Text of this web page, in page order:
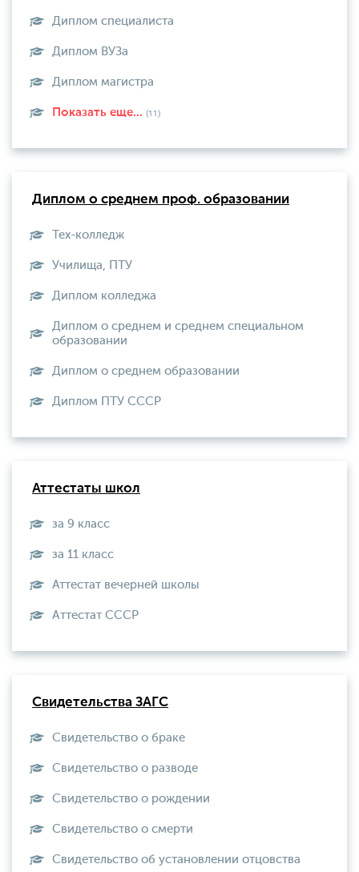
Диплом специалиста
Диплом ВУЗа
Диплом магистра
Показать еще... (11)
Диплом о среднем проф. образовании
Тех-колледж
Училища, ПТУ
Диплом колледжа
Диплом о среднем и среднем специальном
образовании
Диплом о среднем образовании
Диплом ПТУ СССР
Аттестаты школ
за 9 класс
за 11 класс
Аттестат вечерней школы
Aттестат СССР
Свидетельства ЗАГС
Свидетельство о браке
Свидетельство о разводе
Свидетельство о рождении
Свидетельство о смерти
Свидетельство об установлении отцовства